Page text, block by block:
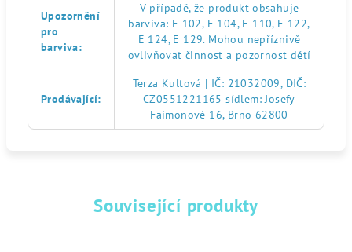
Upozornění
pro
barviva:
V případě, že produkt obsahuje
barviva: E 102, E 104, E 110, E 122,
E 124, E 129. Mohou nepříznivě
ovlivňovat činnost a pozornost dětí
Prodávající:
Terza Kultová | IČ: 21032009, DIČ:
CZ0551221165 sídlem: Josefy
Faimonové 16, Brno 62800
Související produkty